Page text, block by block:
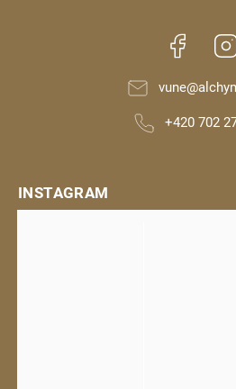
vune@
+420 702
INSTAGRAM